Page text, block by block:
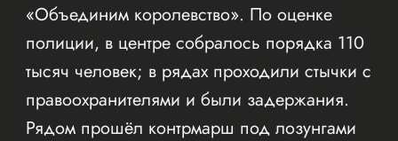
«Объединим королевство». По оценке
полиции, в центре собралось порядка 110
тысяч человек; в рядах проходили стычки с
правоохранителями и были задержания.
Рядом прошёл контрмарш под лозунгами